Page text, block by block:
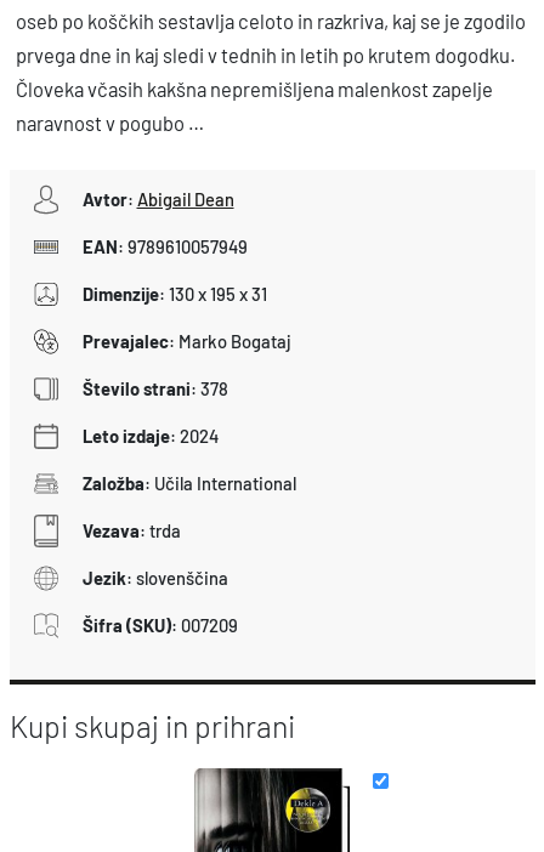
oseb po koščkih sestavlja celoto in razkriva, kaj se je zgodilo
prvega dne in kaj sledi v tednih in letih po krutem dogodku.
Človeka včasih kakšna nepremišljena malenkost zapelje
naravnost v pogubo …
Avtor: Abigail Dean
EAN: 9789610057949
Dimenzije: 130 x 195 x 31
Prevajalec: Marko Bogataj
Število strani: 378
Leto izdaje: 2024
Založba: Učila International
Vezava: trda
Jezik: slovenščina
Šifra (SKU): 007209
Kupi skupaj in prihrani